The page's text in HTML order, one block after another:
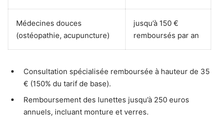
Médecines douces
(ostéopathie, acupuncture)
jusqu’à 150 €
remboursés par an
Consultation spécialisée remboursée à hauteur de 35
€ (150% du tarif de base).
Remboursement des lunettes jusqu’à 250 euros
annuels, incluant monture et verres.